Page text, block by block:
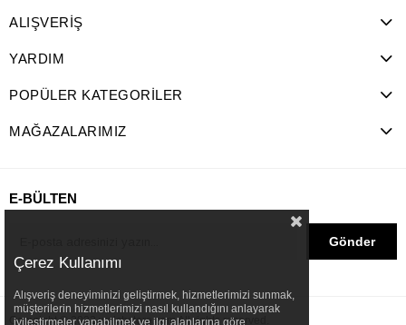
ALIŞVERİŞ
YARDIM
POPÜLER KATEGORİLER
MAĞAZALARIMIZ
E-BÜLTEN
Gönder
Copyright © 2022 welchstore.com All rights reserved.
Çerez Kullanımı
Alışveriş deneyiminizi geliştirmek, hizmetlerimizi sunmak,
müşterilerin hizmetlerimizi nasıl kullandığını anlayarak
iyileştirmeler yapabilmek ve ilgi alanlarına göre